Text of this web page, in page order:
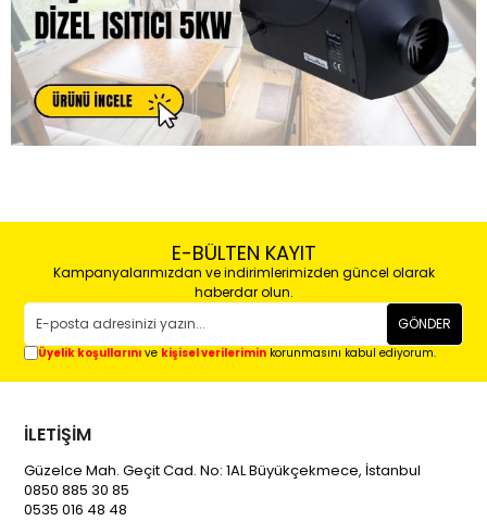
E-BÜLTEN KAYIT
Kampanyalarımızdan ve indirimlerimizden güncel olarak
haberdar olun.
GÖNDER
Üyelik koşullarını ve kişisel verilerimin korunmasını kabul ediyorum.
İLETİŞİM
Güzelce Mah. Geçit Cad. No: 1AL Büyükçekmece, İstanbul
0850 885 30 85
0535 016 48 48